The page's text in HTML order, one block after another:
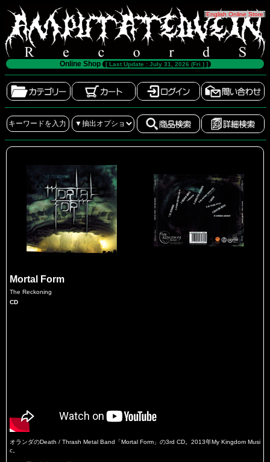
[English Online Store]
Online Shop [ Last Update : July 31, 2026 (Fri.) ]
Mortal Form
The Reckoning
CD
オランダのDeath / Thrash Metal Band「Mortal Form」の3rd CD。2013年My Kingdom Musi
c。